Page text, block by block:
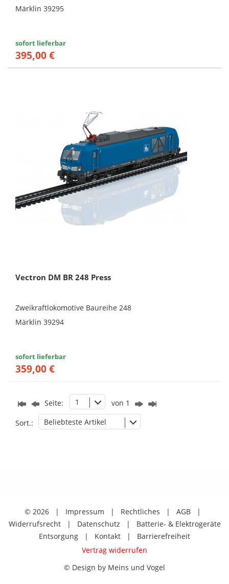
Märklin 39295
sofort lieferbar
395,00 €
Vectron DM BR 248 Press
Zweikraftlokomotive Baureihe 248
Märklin 39294
sofort lieferbar
359,00 €
Seite: 1 von 1
Sort.: Beliebteste Artikel
© 2026| Impressum | Rechtliches | AGB|
Widerrufsrecht| Datenschutz | Batterie- & Elektrogeräte
Entsorgung | Kontakt | Barrierefreiheit
Vertrag widerrufen
© Design by Meins und Vogel